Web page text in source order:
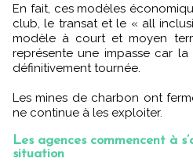
En fait, ces modèles
club, le transat et le « all
modèle à court et moyen
représente une impasse car
définitivement tournée.
Les mines de charbon ont
ne continue à les exploiter.
Les agences commencent à
situation